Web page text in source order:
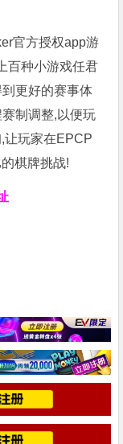
官方授权app游
百种小游戏任君
更好的赛事体
制调整,以便玩
让玩家在EPCP
棋牌挑战!